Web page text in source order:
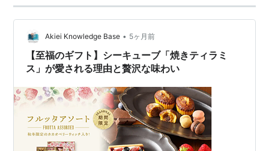
Akiei Knowledge Base • 5ヶ月前
【至福のギフト】シーキューブ「焼きティラミ
ス」が愛される理由と贅沢な味わい